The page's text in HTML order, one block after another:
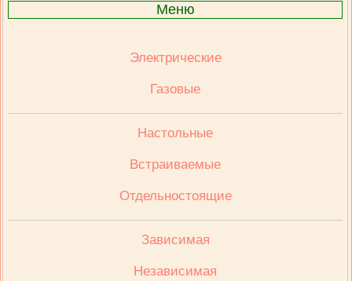
Меню
Электрические
Газовые
Настольные
Встраиваемые
Отдельностоящие
Зависимая
Независимая